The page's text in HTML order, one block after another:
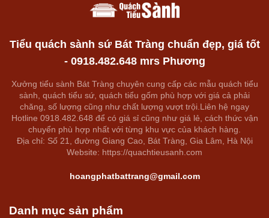
Tiểu quách sành sứ Bát Tràng chuẩn đẹp, giá tốt
- 0918.482.648 mrs Phương
Xưởng tiểu sành Bát Tràng chuyên cung cấp các mẫu quách tiểu
sành, quách tiểu sứ, quách tiểu gốm phù hợp với giá cả phải
chăng, số lượng cũng như chất lượng vượt trội.Liên hệ ngay
Hotline 0918.482.648 để có giá sỉ cũng như giá lẻ, cách thức vận
chuyển phù hợp nhất với từng khu vực của khách hàng.
Địa chỉ: Số 21, đường Giang Cao, Bát Tràng, Gia Lâm, Hà Nội
Website: https://quachtieusanh.com
hoangphatbattrang@gmail.com
Danh mục sản phẩm